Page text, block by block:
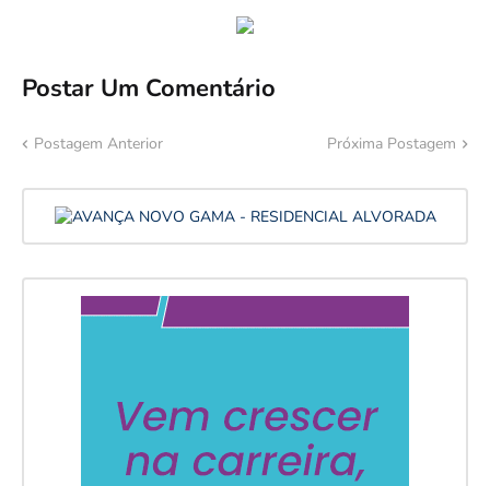
Postar Um Comentário
Postagem Anterior Próxima Postagem